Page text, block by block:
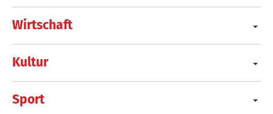
Wirtschaft
Kultur
Sport